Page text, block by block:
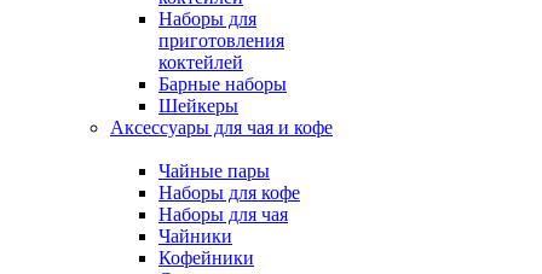
Наборы для
приготовления
коктейлей
Барные наборы
Шейкеры
Аксессуары для чая и кофе
Чайные пары
Наборы для кофе
Наборы для чая
Чайники
Кофейники